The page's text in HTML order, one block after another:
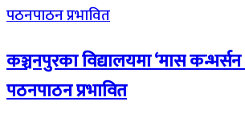
कञ्चनपुरका विद्यालयमा ‘मास
पठनपाठन प्रभावित